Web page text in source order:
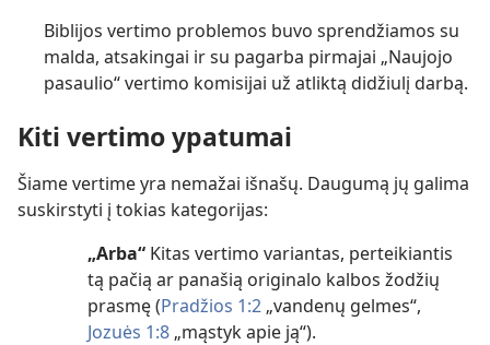
Biblijos vertimo problemos buvo sprendžiamos su
malda, atsakingai ir su pagarba pirmajai „Naujojo
pasaulio“ vertimo komisijai už atliktą didžiulį darbą.
Kiti vertimo ypatumai
Šiame vertime yra nemažai išnašų. Daugumą jų galima
suskirstyti į tokias kategorijas:
„Arba“ Kitas vertimo variantas, perteikiantis
tą pačią ar panašią originalo kalbos žodžių
prasmę (Pradžios 1:2 „vandenų gelmes“,
Jozuės 1:8 „mąstyk apie ją“).